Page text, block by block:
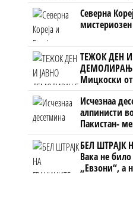
откако му
на
Северна
ТЕЖОК ДЕН
Мицкоски
човекот
ништо,
Исчезнаа
алпинисти
Пакистан-
Непалец
БЕЛ ШТРАЈК
Вака не
„Евзони“, а